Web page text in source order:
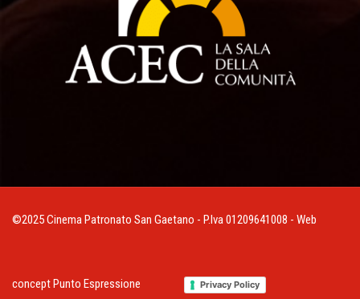
©2025 Cinema Patronato San Gaetano - P.Iva 01209641008 - Web
conceptPunto Espressione Privacy Policy